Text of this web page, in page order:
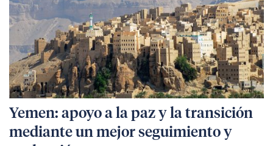
Yemen: apoyo a la paz y la transición
mediante un mejor seguimiento y